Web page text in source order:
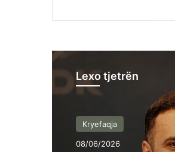
Lexo tjetrën
Kryefaqja
08/06/2026